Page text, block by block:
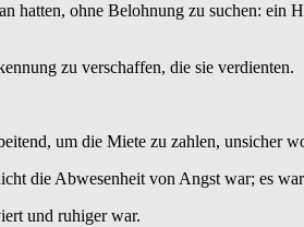
hatten, ohne Belohnung zu suchen: ein
zu verschaffen, die sie verdienten.
um die Miete zu zahlen, unsicher
die Abwesenheit von Angst war; es
und ruhiger war.